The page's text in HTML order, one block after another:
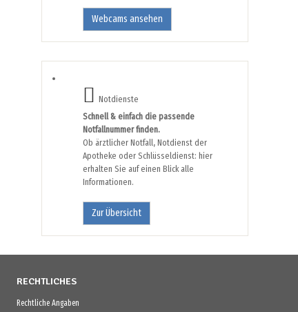
Webcams ansehen
Notdienste
Schnell & einfach die passende
Notfallnummer finden.
Ob ärztlicher Notfall, Notdienst der
Apotheke oder Schlüsseldienst: hier
erhalten Sie auf einen Blick alle
Informationen.
Zur Übersicht
RECHTLICHES
Rechtliche Angaben